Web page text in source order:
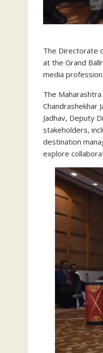
The Directorate
at the Grand
media
The
Chandrashekhar
Jadhav, Deputy
stakeholders,
destination
explore